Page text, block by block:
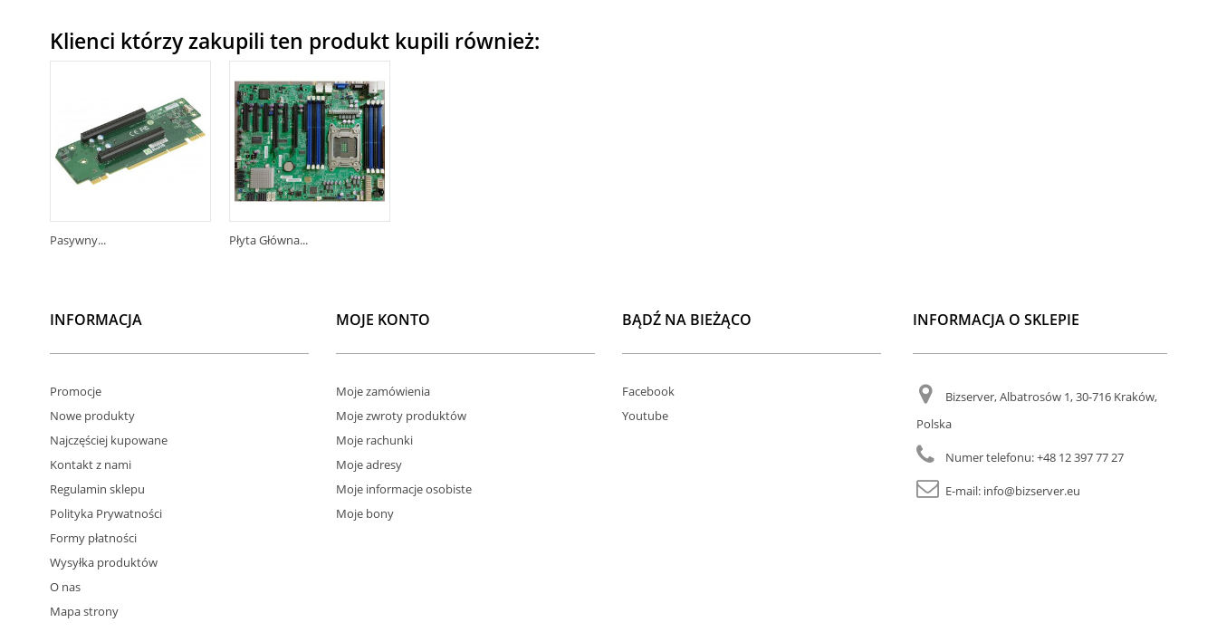
Klienci którzy zakupili ten produkt kupili również:
Pasywny... Płyta Główna...
INFORMACJA
Promocje
Nowe produkty
Najczęściej kupowane
Kontakt z nami
Regulamin sklepu
Polityka Prywatności
Formy płatności
Wysyłka produktów
O nas
Mapa strony
MOJE KONTO
Moje zamówienia
Moje zwroty produktów
Moje rachunki
Moje adresy
Moje informacje osobiste
Moje bony
BĄDŹ NA BIEŻĄCO
Facebook
Youtube
INFORMACJA O SKLEPIE
Bizserver, Albatrosów 1, 30-716 Kraków,
Polska
Numer telefonu:+48 12 397 77 27
E-mail: info@bizserver.eu